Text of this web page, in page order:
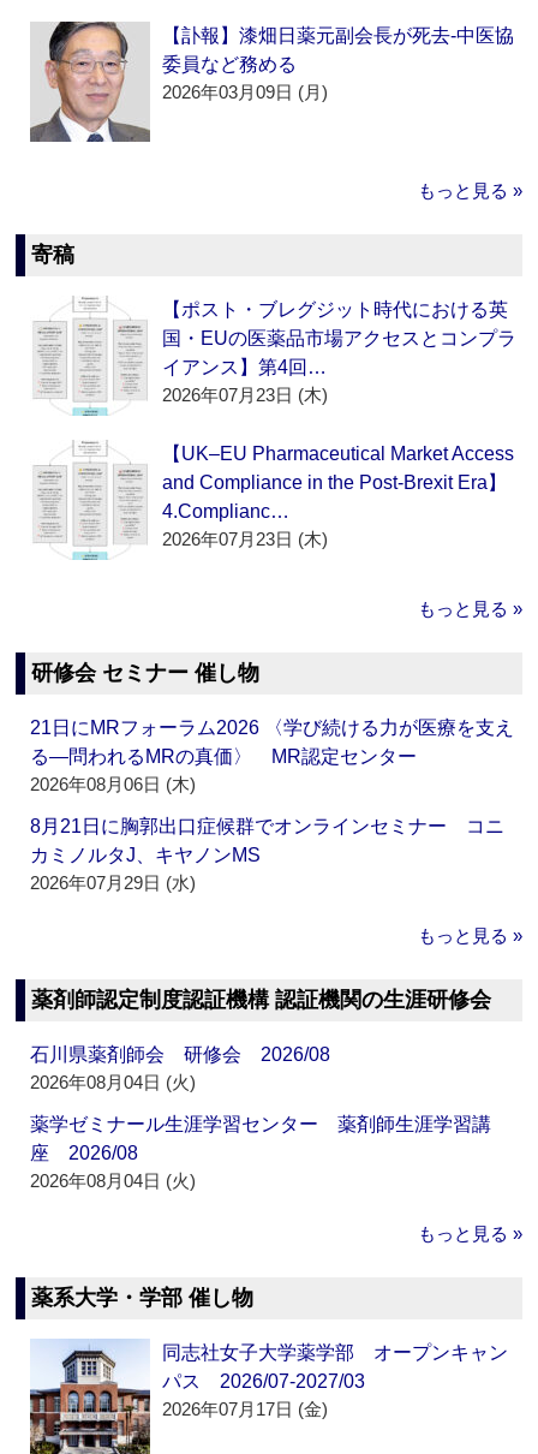
【訃報】漆畑日薬元副会長が死去‐中医協
委員など務める
2026年03月09日 (月)
もっと見る »
寄稿
【ポスト・ブレグジット時代における英
国・EUの医薬品市場アクセスとコンプラ
イアンス】第4回…
2026年07月23日 (木)
【UK–EU Pharmaceutical Market Access
and Compliance in the Post-Brexit Era】
4.Complianc…
2026年07月23日 (木)
もっと見る »
研修会 セミナー 催し物
21日にMRフォーラム2026 〈学び続ける力が医療を支え
る―問われるMRの真価〉 MR認定センター
2026年08月06日 (木)
8月21日に胸郭出口症候群でオンラインセミナー コニ
カミノルタJ、キヤノンMS
2026年07月29日 (水)
もっと見る »
薬剤師認定制度認証機構 認証機関の生涯研修会
石川県薬剤師会 研修会 2026/08
2026年08月04日 (火)
薬学ゼミナール生涯学習センター 薬剤師生涯学習講
座 2026/08
2026年08月04日 (火)
もっと見る »
薬系大学・学部 催し物
同志社女子大学薬学部 オープンキャン
パス 2026/07-2027/03
2026年07月17日 (金)